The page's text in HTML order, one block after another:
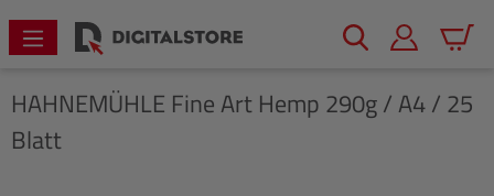
springen
HAHNEMÜHLE Fine Art Hemp 290g / A4 / 25
Blatt